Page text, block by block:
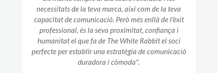
necessitats de la teva marca, així com de la teva
capacitat de comunicació. Però més enllà de l'èxit
professional, és la seva proximitat, confiança i
humanitat el que fa de The White Rabbit el soci
perfecte per establir una estratègia de comunicació
duradora i còmoda".